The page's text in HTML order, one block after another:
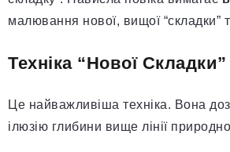
малювання нової, вищої “складки”
Техніка “Нової
Це найважливіша техніка. Вона
ілюзію глибини вище лінії